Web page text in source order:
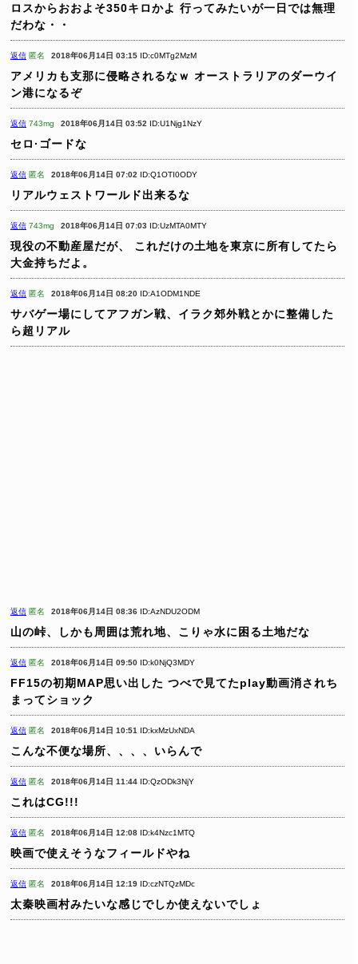
ロスからおおよそ350キロかよ 行ってみたいが一日では無理
だわな・・
返信 匿名 2018年06月14日 03:15 ID:c0MTg2MzM
アメリカも支那に侵略されるなｗ オーストラリアのダーウイ
ン港になるぞ
返信 743mg 2018年06月14日 03:52 ID:U1Njg1NzY
セロ·ゴードな
返信 匿名 2018年06月14日 07:02 ID:Q1OTI0ODY
リアルウェストワールド出来るな
返信 743mg 2018年06月14日 07:03 ID:UzMTA0MTY
現役の不動産屋だが、
これだけの土地を東京に所有してたら
大金持ちだよ。
返信 匿名 2018年06月14日 08:20 ID:A1ODM1NDE
サバゲー場にしてアフガン戦、イラク郊外戦とかに整備した
ら超リアル
返信 匿名 2018年06月14日 08:36 ID:AzNDU2ODM
山の峠、しかも周囲は荒れ地、こりゃ水に困る土地だな
返信 匿名 2018年06月14日 09:50 ID:k0NjQ3MDY
FF15の初期MAP思い出した つべで見てたplay動画消されち
まってショック
返信 匿名 2018年06月14日 10:51 ID:kxMzUxNDA
こんな不便な場所、、、、いらんで
返信 匿名 2018年06月14日 11:44 ID:QzODk3NjY
これはCG!!!
返信 匿名 2018年06月14日 12:08 ID:k4Nzc1MTQ
映画で使えそうなフィールドやね
返信 匿名 2018年06月14日 12:19 ID:czNTQzMDc
太秦映画村みたいな感じでしか使えないでしょ